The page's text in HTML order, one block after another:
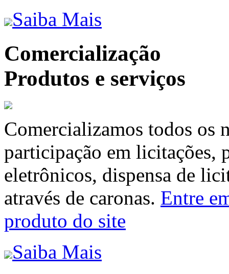
Saiba Mais
Comercialização
Produtos e serviços
Comercializamos todos os
participação em licitações,
eletrônicos, dispensa de
através de caronas. Entre
produto do site
Saiba Mais